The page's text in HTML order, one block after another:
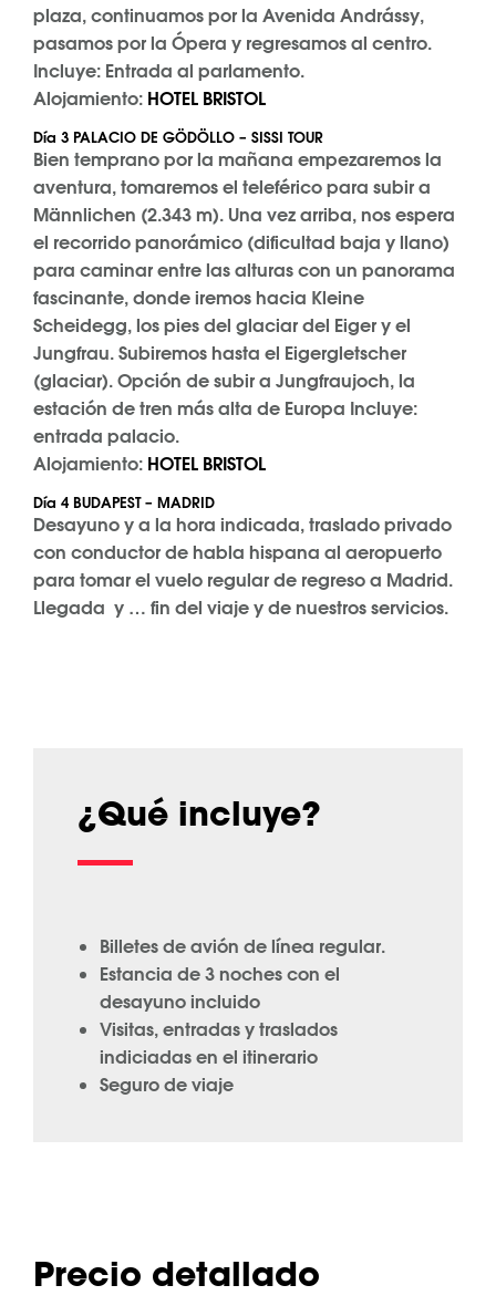
plaza, continuamos por la Avenida Andrássy,
pasamos por la Ópera y regresamos al centro.
Incluye: Entrada al parlamento.
Alojamiento: HOTEL BRISTOL
Día 3 PALACIO DE GÖDÖLLO – SISSI TOUR
Bien temprano por la mañana empezaremos la
aventura, tomaremos el teleférico para subir a
Männlichen (2.343 m). Una vez arriba, nos espera
el recorrido panorámico (dificultad baja y llano)
para caminar entre las alturas con un panorama
fascinante, donde iremos hacia Kleine
Scheidegg, los pies del glaciar del Eiger y el
Jungfrau. Subiremos hasta el Eigergletscher
(glaciar). Opción de subir a Jungfraujoch, la
estación de tren más alta de Europa Incluye:
entrada palacio.
Alojamiento: HOTEL BRISTOL
Día 4 BUDAPEST – MADRID
Desayuno y a la hora indicada, traslado privado
con conductor de habla hispana al aeropuerto
para tomar el vuelo regular de regreso a Madrid.
Llegada y … fin del viaje y de nuestros servicios.
¿Qué incluye?
Billetes de avión de línea regular.
Estancia de 3 noches con el
desayuno incluido
Visitas, entradas y traslados
indiciadas en el itinerario
Seguro de viaje
Precio detallado